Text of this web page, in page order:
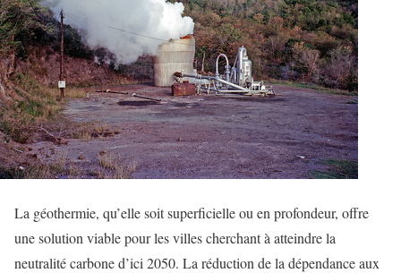
La géothermie, qu’elle soit superficielle ou en profondeur, offre
une solution viable pour les villes cherchant à atteindre la
neutralité carbone d’ici 2050. La réduction de la dépendance aux